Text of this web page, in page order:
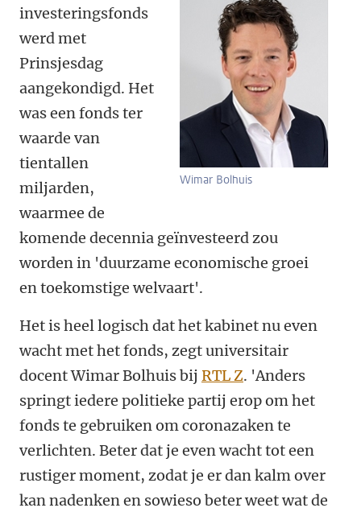
Wimar Bolhuis
investeringsfonds
werd met
Prinsjesdag
aangekondigd. Het
was een fonds ter
waarde van
tientallen
miljarden,
waarmee de
komende decennia geïnvesteerd zou
worden in 'duurzame economische groei
en toekomstige welvaart'.
Het is heel logisch dat het kabinet nu even
wacht met het fonds, zegt universitair
docent Wimar Bolhuis bij RTL Z. 'Anders
springt iedere politieke partij erop om het
fonds te gebruiken om coronazaken te
verlichten. Beter dat je even wacht tot een
rustiger moment, zodat je er dan kalm over
kan nadenken en sowieso beter weet wat de